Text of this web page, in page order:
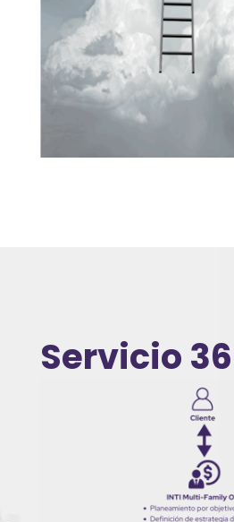
Servicio